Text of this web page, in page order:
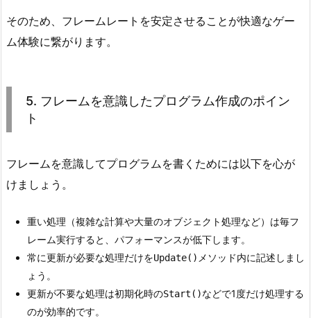
プ
ロ
ム
作
ポ
イ
ト
6.
ま
と
め
そのため、フレームレートを安定させることが快適なゲー
ム体験に繋がります。
5. フレームを意識したプログラム作成のポイン
ト
フレームを意識してプログラムを書くためには以下を心が
けましょう。
重い処理（複雑な計算や大量のオブジェクト処理など）は毎フ
レーム実行すると、パフォーマンスが低下します。
常に更新が必要な処理だけをUpdate() メソッド内に記述しまし
ょう。
更新が不要な処理は初期化時のStart()などで1度だけ処理する
のが効率的です。